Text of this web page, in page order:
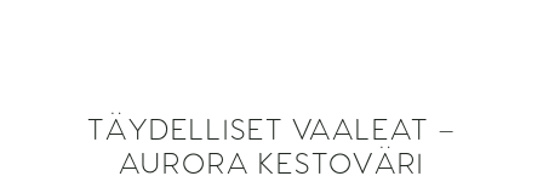
TÄYDELLISET VAALEAT –
AURORA KESTOVÄRI